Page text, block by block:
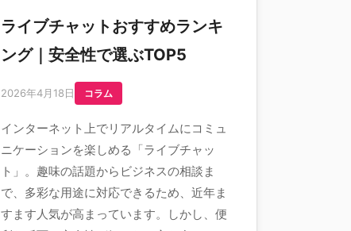
ライブチャットおすすめランキ
ング｜安全性で選ぶTOP5
2026年4月18日 コラム
インターネット上でリアルタイムにコミュ
ニケーションを楽しめる「ライブチャッ
ト」。趣味の話題からビジネスの相談ま
で、多彩な用途に対応できるため、近年ま
すます人気が高まっています。しかし、便